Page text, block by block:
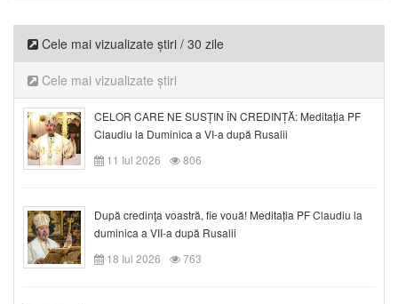
Cele mai vizualizate știri / 30 zile
Cele mai vizualizate știri
CELOR CARE NE SUSȚIN ÎN CREDINȚĂ: Meditația PF
Claudiu la Duminica a VI-a după Rusalii
11 Iul 2026
806
După credinţa voastră, fie vouă! Meditația PF Claudiu la
duminica a VII-a după Rusalii
18 Iul 2026
763